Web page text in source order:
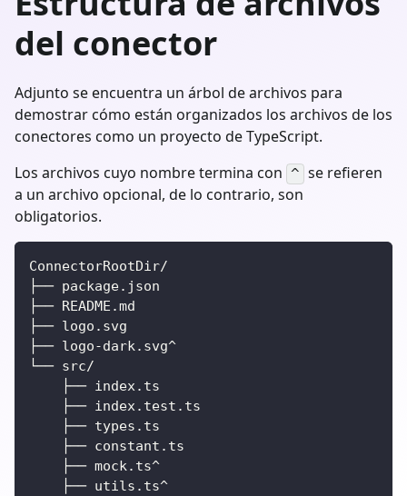
del conector
Adjunto se encuentra un árbol de archivos para
demostrar cómo están organizados los archivos de los
conectores como un proyecto de TypeScript.
Los archivos cuyo nombre termina con ^ se refieren
a un archivo opcional, de lo contrario, son
obligatorios.
ConnectorRootDir/
├── package.json
├── README.md
├── logo.svg
├── logo-dark.svg^
└── src/
    ├── index.ts
    ├── index.test.ts
    ├── types.ts
    ├── constant.ts
    ├── mock.ts^
    ├── utils.ts^